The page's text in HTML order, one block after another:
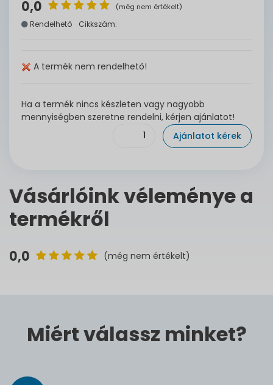
0,0 (még nem értékelt)
Rendelhető Cikkszám:
A termék nem rendelhető!
Ha a termék nincs készleten vagy nagyobb
mennyiségben szeretne rendelni, kérjen ajánlatot!
Ajánlatot kérek
Vásárlóink véleménye a
termékről
0,0 (még nem értékelt)
Miért válassz minket?